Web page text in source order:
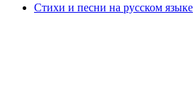
Стихи и песни на русском языке